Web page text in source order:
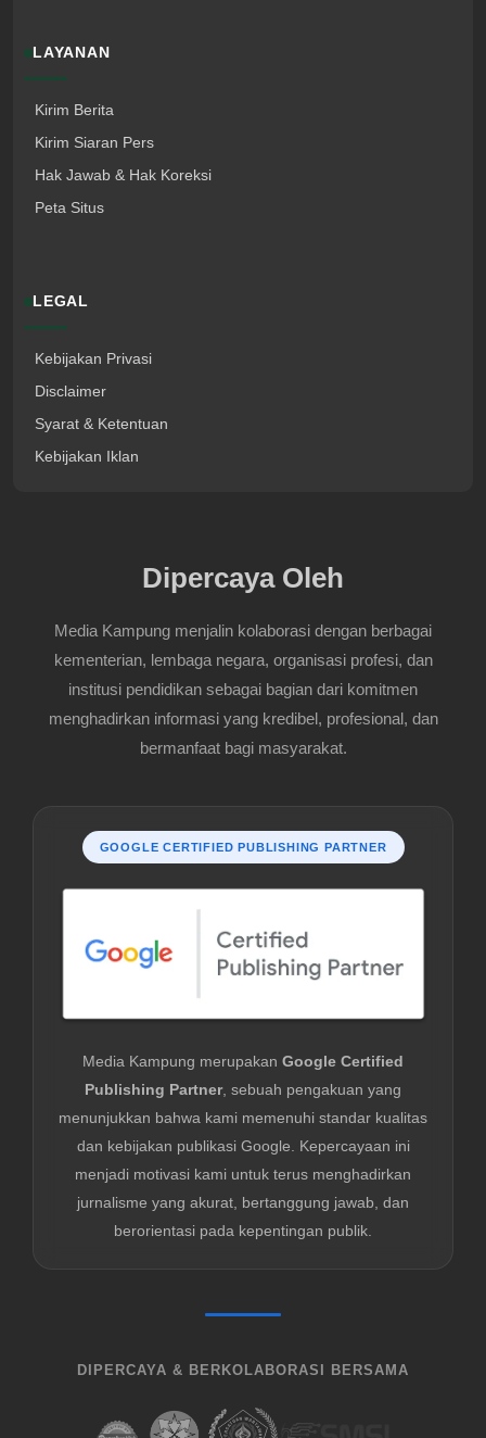
LAYANAN
Kirim Berita
Kirim Siaran Pers
Hak Jawab & Hak Koreksi
Peta Situs
LEGAL
Kebijakan Privasi
Disclaimer
Syarat & Ketentuan
Kebijakan Iklan
Dipercaya Oleh
Media Kampung menjalin kolaborasi dengan berbagai
kementerian, lembaga negara, organisasi profesi, dan
institusi pendidikan sebagai bagian dari komitmen
menghadirkan informasi yang kredibel, profesional, dan
bermanfaat bagi masyarakat.
GOOGLE CERTIFIED PUBLISHING PARTNER
Media Kampung merupakan Google Certified
Publishing Partner, sebuah pengakuan yang
menunjukkan bahwa kami memenuhi standar kualitas
dan kebijakan publikasi Google. Kepercayaan ini
menjadi motivasi kami untuk terus menghadirkan
jurnalisme yang akurat, bertanggung jawab, dan
berorientasi pada kepentingan publik.
DIPERCAYA & BERKOLABORASI BERSAMA